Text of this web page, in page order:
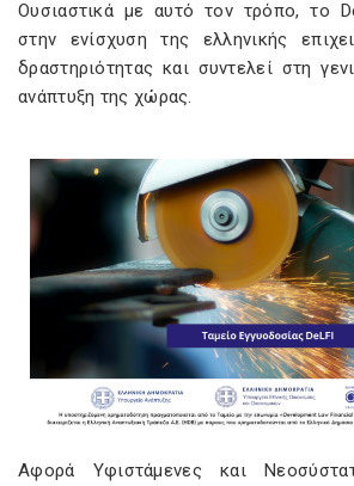
Ουσιαστικά με αυτό τον τρόπο, το
στην ενίσχυση της ελληνικής
δραστηριότητας και συντελεί στη
ανάπτυξη της χώρας.
Αφορά Υφιστάμενες και